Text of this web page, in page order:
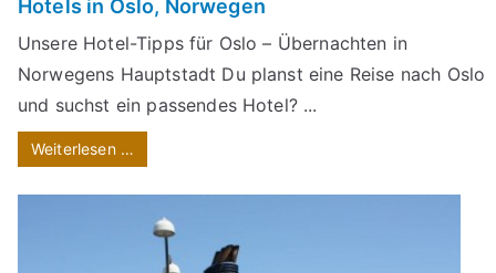
Hotels in Oslo, Norwegen
Unsere Hotel-Tipps für Oslo – Übernachten in
Norwegens Hauptstadt Du planst eine Reise nach Oslo
und suchst ein passendes Hotel? ...
Weiterlesen …